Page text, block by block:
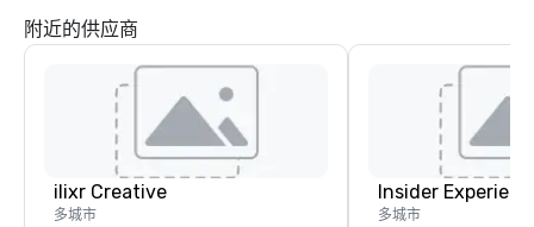
附近的供应商
ilixr Creative
多城市
Insider
多城市